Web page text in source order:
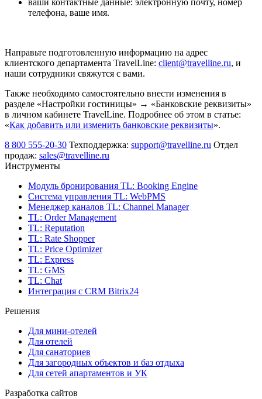
телефона, ваше имя.
Направьте подготовленную информацию на адрес
клиентского департамента TravelLine: client@travelline.ru, и
наши сотрудники свяжутся с вами.
Также необходимо самостоятельно внести изменения в
разделе «Настройки гостиницы» → «Банковские реквизиты»
в личном кабинете TravelLine. Подробнее об этом в статье:
«Как добавить или изменить банковские реквизиты».
8 800 555-20-30 Техподдержка: support@travelline.ru Отдел
продаж: sales@travelline.ru
Инструменты
Модуль бронирования TL: Booking Engine
Система управления TL: WebPMS
Менеджер каналов TL: Channel Manager
TL: Order Management
TL: Reputation
TL: Rate Shopper
TL: Price Optimizer
TL: Express
TL: GMS
TL: Chat
Интеграция с CRM Bitrix24
Решения
Для мини-отелей
Для отелей
Для санаториев
Для загородных объектов и баз отдыха
Для сетей апартаментов и УК
Разработка сайтов